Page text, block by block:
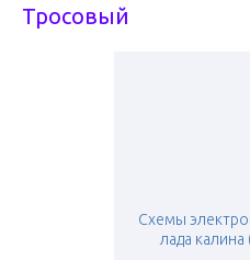
Тросовый
Схемы
лада